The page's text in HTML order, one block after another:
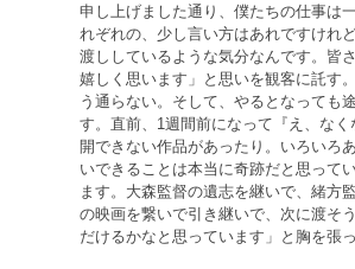
申し上げました通り、僕たちの仕事は
れぞれの、少し言い方はあれですけれ
渡ししているような気分なんです。皆
嬉しく思います」と思いを観客に託す
う通らない。そして、やるとなっても
す。直前、1週間前になって『え、な
開できない作品があったり。いろいろ
いできることは本当に奇跡だと思って
ます。大森監督の遺志を継いで、緒方
の映画を繋いで引き継いで、次に渡そ
だけるかなと思っています」と胸を張っ